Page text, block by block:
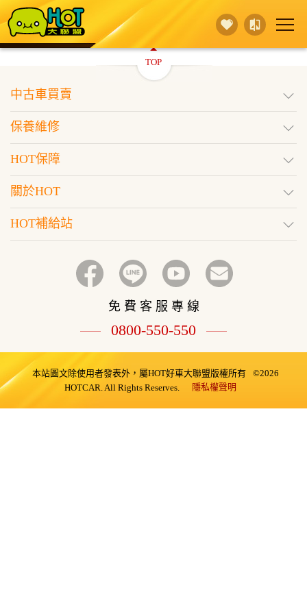
賣 車
行銷活動 據點查詢 HOT保障
TOP
中古車買賣
保養維修
HOT保障
關於HOT
HOT補給站
免 費 客 服 專 線
0800-550-550
本站圖文除使用者發表外，屬HOT好車大聯盟版權所有
©2026
HOTCAR. All Rights Reserves.
隱私權聲明